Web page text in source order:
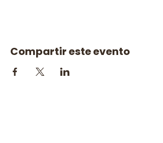
Compartir este evento